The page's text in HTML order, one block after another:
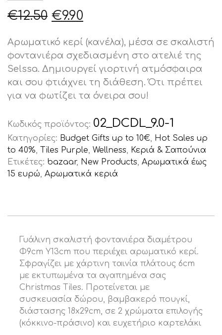
€12.50 Original
price
was:
€12.50.
€9.90
τρέχουσα
τιμή
είναι:
€9.90.
Αρωματικό κερί (κανέλα), μέσα σε σκαλιστή
φοντανιέρα σχεδιασμένη στο ατελιέ της
Selssa. Δημιουργεί γιορτινή ατμόσφαιρα
και σου φτιάχνει τη διάθεση. Ότι πρέπει
για να φωτίζει τα όνειρα σου!
Κωδικός προϊόντος: 02_DCDL_9.0-1
Κατηγορίες: Budget Gifts up to 10€, Hot Sales up
to 40%, Tiles Purple, Wellness, Κεριά & Σαπούνια
Ετικέτες: bazaar, New Products, Αρωματικά έως
15 ευρώ, Αρωματικά κεριά
Γυάλινη σκαλιστή φοντανιέρα διαμέτρου
Φ9cm Υ13cm που περιέχει αρωματικό κερί.
Σφραγίζει με χάρτινη ταινία πλάτους 6cm
με εκτυπωμένα τα αγαπημένα σας
Christmas Tiles. Προτείνεται με
συσκευασία δώρου, βαμβακερό πουγκί,
διάστασης 18x29cm, σε 2 χρώματα επιλογής
(κόκκινο-πράσινο) και ευχετήριο καρτελάκι